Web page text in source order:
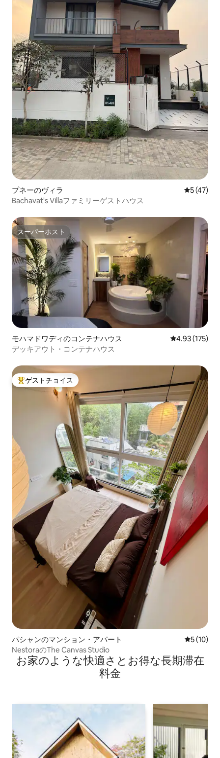
プネーのヴィラ レビュー
5 (47)
Bachavat's Villaファミリーゲストハウス
スーパーホスト
スーパーホスト
モハマドワディのコンテナハウス レビュー175
4.93 (175)
デッキアウト・コンテナハウス
大好評のゲストチョイスです。
ゲストチョイス
パシャンのマンション・アパート レビュー
5 (10)
NestoraのThe Canvas Studio
お家のような快⁠適⁠さ⁠とお⁠得⁠な長⁠期⁠滞⁠在
料⁠金